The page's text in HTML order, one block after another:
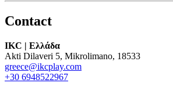
Contact
IKC | Ελλάδα
Akti Dilaveri 5, Mikrolimano, 18533
greece@ikcplay.com
+30 6948522967